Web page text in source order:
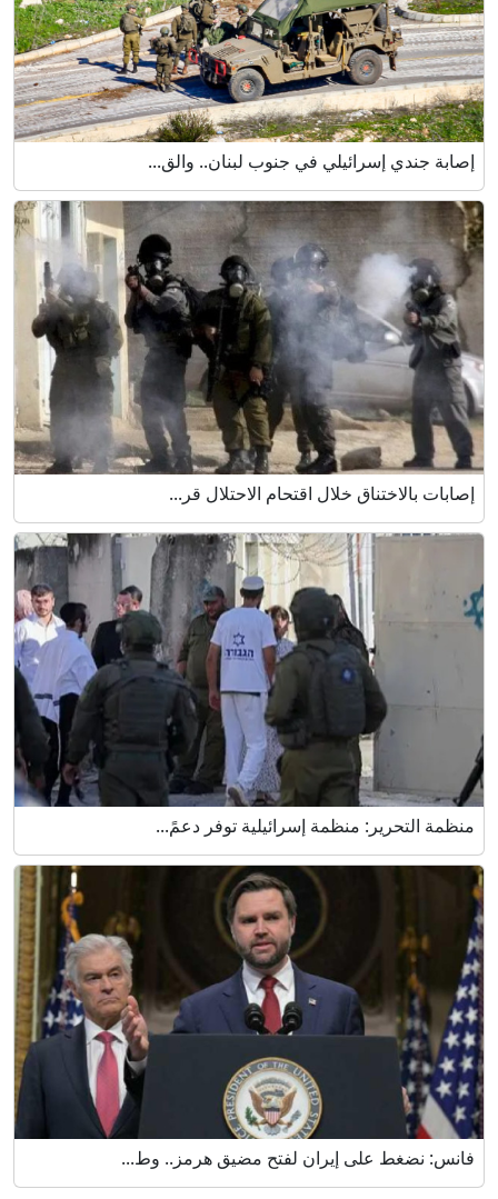
إصابة جندي إسرائيلي في جنوب لبنان.. والق...
إصابات بالاختناق خلال اقتحام الاحتلال قر...
منظمة التحرير: منظمة إسرائيلية توفر دعمً...
فانس: نضغط على إيران لفتح مضيق هرمز.. وط...